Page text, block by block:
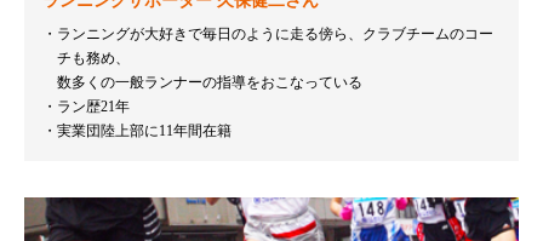
ランニングが大好きで毎日のように走る傍ら、クラブチームのコー
チも務め、
数多くの一般ランナーの指導をおこなっている
ラン歴21年
実業団陸上部に11年間在籍